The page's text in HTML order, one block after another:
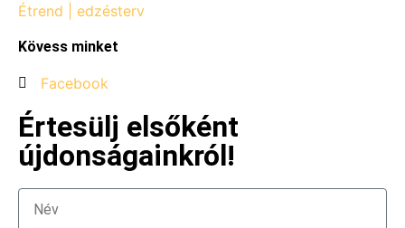
Étrend | edzésterv
Kövess minket
Facebook
Értesülj elsőként
újdonságainkról!